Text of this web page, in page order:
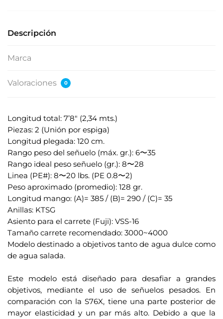
d
r
c
ó
n
d
e
c
o
r
r
e
o
e
l
c
t
r
ó
Descripción
Marca
Valoraciones 0
Longitud total: 7’8" (2,34 mts.)
Piezas: 2 (Unión por espiga)
Longitud plegada: 120 cm.
Rango peso del señuelo (máx. gr.): 6〜35
Rango ideal peso señuelo (gr.): 8〜28
Linea (PE#): 8〜20 lbs. (PE 0.8〜2)
Peso aproximado (promedio): 128 gr.
Longitud mango: (A)= 385 / (B)= 290 / (C)= 35
Anillas: KTSG
Asiento para el carrete (Fuji): VSS-16
Tamaño carrete recomendado: 3000~4000
Modelo destinado a objetivos tanto de agua dulce como
de agua salada.
Este modelo está diseñado para desafiar a grandes
objetivos, mediante el uso de señuelos pesados. En
comparación con la S76X, tiene una parte posterior de
mayor elasticidad y un par más alto. Debido a que la